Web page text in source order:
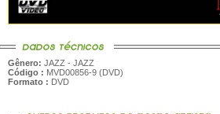
Gênero: JAZZ - JAZZ
Código : MVD00856-9 (DVD)
Formato : DVD